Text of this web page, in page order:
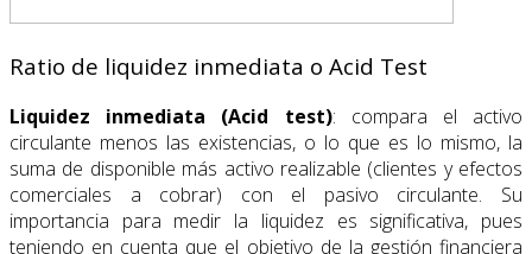
Ratio de liquidez inmediata o Acid Test
Liquidez inmediata (Acid test): compara el activo
circulante menos las existencias, o lo que es lo mismo, la
suma de disponible más activo realizable (clientes y efectos
comerciales a cobrar) con el pasivo circulante. Su
importancia para medir la liquidez es significativa, pues
teniendo en cuenta que el objetivo de la gestión financiera